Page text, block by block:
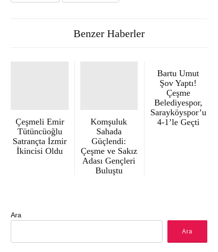
Benzer Haberler
Çeşmeli Emir
Tütüncüoğlu
Satrançta İzmir
İkincisi Oldu
Komşuluk
Sahada
Güçlendi:
Çeşme ve Sakız
Adası Gençleri
Buluştu
Bartu Umut
Şov Yaptı!
Çeşme
Belediyespor,
Sarayköyspor’u
4-1’le Geçti
Ara
Ara